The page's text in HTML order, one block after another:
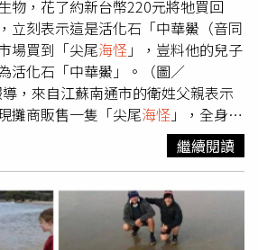
礁石方向前進。布萊利表示，「那一
甚至不敢相信，這一隻大章魚還會根
色，無論在海裡、沙灘上或礁石間，
經常到海邊散步的布萊利表示，這是
大的章魚，於是連忙拍照上傳到網路
的舉動，意外在網路上掀起熱議，布
想太多，只是想分享而已，沒想到收
多人都覺得很酷」。頓此，有網友回
，並躲進岩石或沙裡，其實是為了躲
。另外有有網友認為，補來歷發現的
大，目前發現到最大隻的章魚是「北
dofleini)，身體周長為9.1
物，花了約新台幣220元將牠買回
立刻表示這是活化石「中華鱟（音同
場買到「尖尾海怪 」，豈料他的兒子
活化石「中華鱟」。（圖／
，來自江蘇南通市的衛姓父親表示
攤商販售一隻「尖尾海怪 」，全身都
攤販原先以80元人民幣，約新台幣
隻
不能吃，只能拿回家玩，因
以50元人民幣購入。當晚兒子回到
不對勁，原來牠是保育類動物，隨後
局來確認，經證實，這隻海怪是大陸
華鱟」，主要分布於海南、福建及廣
繼續閱讀